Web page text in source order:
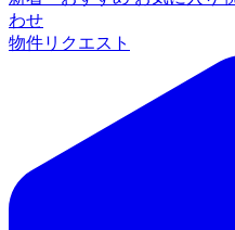
わせ
物件リクエスト